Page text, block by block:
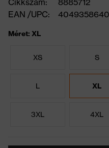
Cikkszám:
8885712
EAN /UPC:
Méret: XL
XS S
L XL
3XL 4XL